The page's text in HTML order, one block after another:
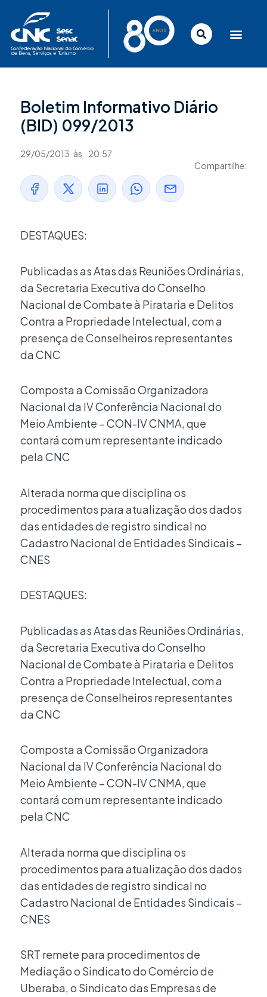
conteúdo
Boletim Informativo Diário
(BID) 099/2013
29/05/2013 às
20:57
Compartilhe:
DESTAQUES:
Publicadas as Atas das Reuniões Ordinárias,
da Secretaria Executiva do Conselho
Nacional de Combate à Pirataria e Delitos
Contra a Propriedade Intelectual, com a
presença de Conselheiros representantes
da CNC
Composta a Comissão Organizadora
Nacional da IV Conferência Nacional do
Meio Ambiente – CON-IV CNMA, que
contará com um representante indicado
pela CNC
Alterada norma que disciplina os
procedimentos para atualização dos dados
das entidades de registro sindical no
Cadastro Nacional de Entidades Sindicais –
CNES
DESTAQUES:
Publicadas as Atas das Reuniões Ordinárias,
da Secretaria Executiva do Conselho
Nacional de Combate à Pirataria e Delitos
Contra a Propriedade Intelectual, com a
presença de Conselheiros representantes
da CNC
Composta a Comissão Organizadora
Nacional da IV Conferência Nacional do
Meio Ambiente – CON-IV CNMA, que
contará com um representante indicado
pela CNC
Alterada norma que disciplina os
procedimentos para atualização dos dados
das entidades de registro sindical no
Cadastro Nacional de Entidades Sindicais –
CNES
SRT remete para procedimentos de
Mediação o Sindicato do Comércio de
Uberaba, o Sindicato das Empresas de